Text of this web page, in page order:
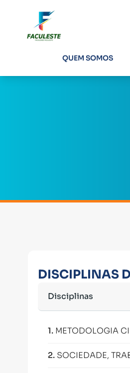
QUEM SOMOS
DISCIPLINAS
Disciplinas
1. METODOLOGIA
2. SOCIEDADE,